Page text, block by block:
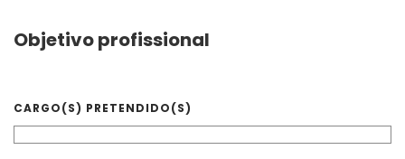
Objetivo profissional
CARGO(S) PRETENDIDO(S)